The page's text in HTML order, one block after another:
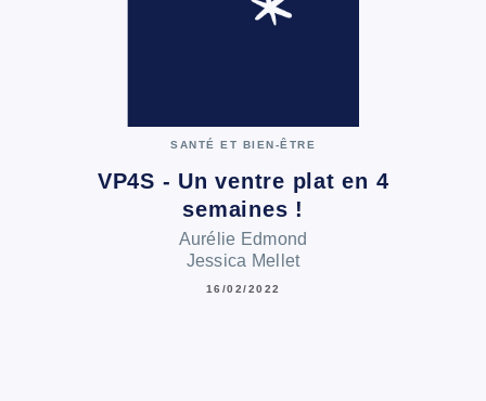
SANTÉ ET BIEN-ÊTRE
VP4S - Un ventre plat en 4
semaines !
Aurélie Edmond
Jessica Mellet
16/02/2022